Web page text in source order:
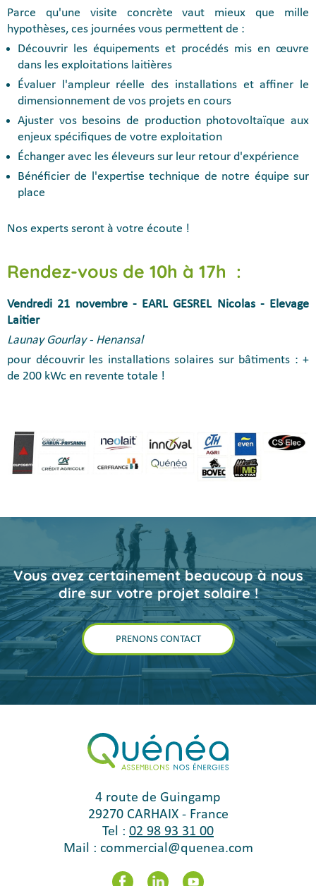
Parce qu'une visite concrète vaut mieux que mille
hypothèses, ces journées vous permettent de :
Découvrir les équipements et procédés mis en œuvre
dans les exploitations laitières
Évaluer l'ampleur réelle des installations et affiner le
dimensionnement de vos projets en cours
Ajuster vos besoins de production photovoltaïque aux
enjeux spécifiques de votre exploitation
Échanger avec les éleveurs sur leur retour d'expérience
Bénéficier de l'expertise technique de notre équipe sur
place
Nos experts seront à votre écoute !
Rendez-vous de 10h à 17h :
Vendredi 21 novembre - EARL GESREL Nicolas - Elevage
Laitier
Launay Gourlay - Henansal
pour découvrir les installations solaires sur bâtiments : +
de 200 kWc en revente totale !
Vous avez certainement beaucoup à nous
dire sur votre projet solaire !
PRENONS CONTACT
4 route de Guingamp
29270 CARHAIX- France
Tel : 02 98 93 31 00
Mail : commercial@quenea.com